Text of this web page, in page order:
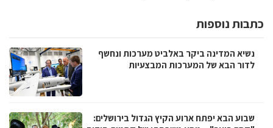
כתבות נוספות
נשיא המדינה ביקר באלביט מערכות ונחשף
לדור הבא של המערכות המבצעיות
שבוע הבא יפתח ארוע הקיץ הגדול בירושלים: